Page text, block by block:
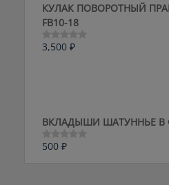
КУЛАК ПОВОРОТНЫЙ
FB10-18
Оценка
3,500 ₽
ВКЛАДЫШИ ШАТУННЬЕ В
Оценка
500 ₽